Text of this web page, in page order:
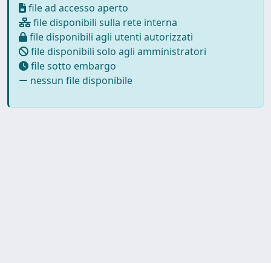
file ad accesso aperto
file disponibili sulla rete interna
file disponibili agli utenti autorizzati
file disponibili solo agli amministratori
file sotto embargo
nessun file disponibile